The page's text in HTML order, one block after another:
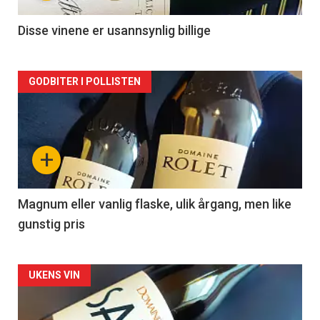
2
Disse vinene er usannsynlig billige
Forsiden
akkurat
nå
3
+
GODBITER I POLLISTEN
Magnum eller vanlig flaske, ulik årgang, men like
gunstig pris
Forsiden
akkurat
UKENS VIN